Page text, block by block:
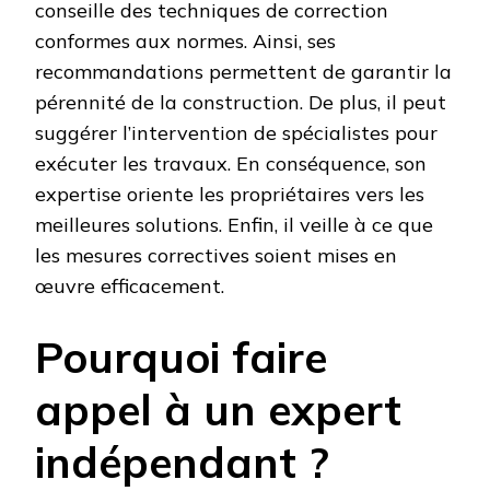
conseille des techniques de correction
conformes aux normes. Ainsi, ses
recommandations permettent de garantir la
pérennité de la construction. De plus, il peut
suggérer l’intervention de spécialistes pour
exécuter les travaux. En conséquence, son
expertise oriente les propriétaires vers les
meilleures solutions. Enfin, il veille à ce que
les mesures correctives soient mises en
œuvre efficacement.
Pourquoi faire
appel à un expert
indépendant ?